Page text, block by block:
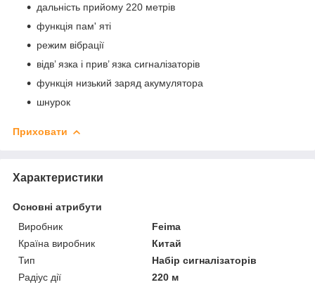
дальність прийому 220 метрів
функція пам' яті
режим вібрації
відв’ язка і прив’ язка сигналізаторів
функція низький заряд акумулятора
шнурок
Приховати
Характеристики
Основні атрибути
Виробник
Feima
Країна виробник
Китай
Тип
Набір сигналізаторів
Радіус дії
220 м